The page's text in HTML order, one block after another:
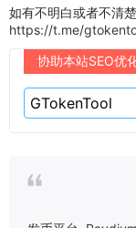
如有不明白或者不清
https://t.me/
协助本站SEO优